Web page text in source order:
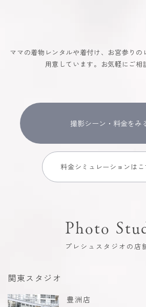
ママの着物レンタルや着付け、お宮参りの
用意しています。お気軽にご相
撮影シーン・料金をみ
料金シミュレーションはこ
Photo
プレシュスタジオの店
関東スタジオ
豊洲店